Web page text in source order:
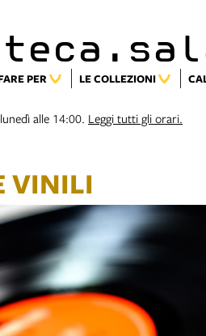
PER LE COLLEZIONI
alle 14:00. Leggi tutti gli orari.
VINILI